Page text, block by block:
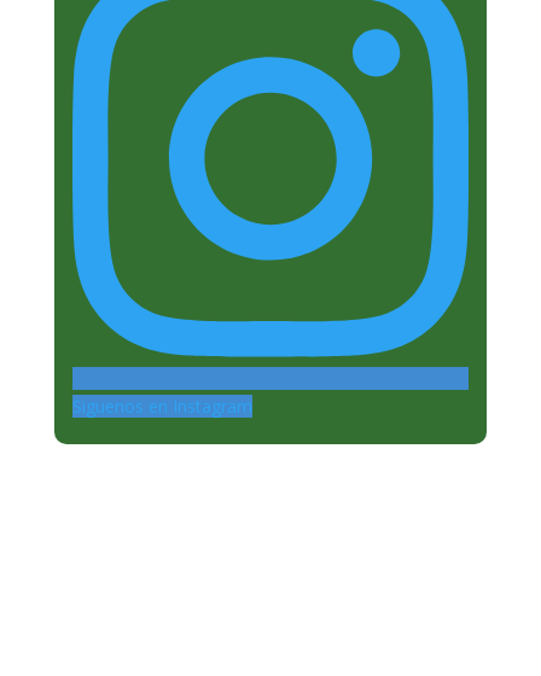
Siguenos en Instagram